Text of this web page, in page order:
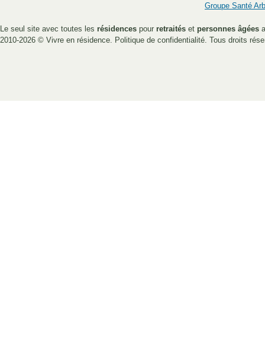
Groupe Santé
Le seul site avec toutes les résidences pour retraités et personnes âgées
2010-2026 © Vivre en résidence. Politique de confidentialité. Tous droits